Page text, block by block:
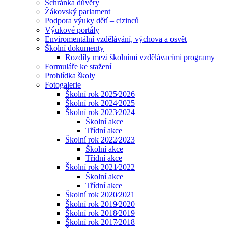
Schránka důvěry
Žákovský parlament
Podpora výuky dětí – cizinců
Výukové portály
Enviromentální vzdělávání, výchova a osvět
Školní dokumenty
Rozdíly mezi školními vzdělávacími programy
Formuláře ke stažení
Prohlídka školy
Fotogalerie
Školní rok 2025⁄2026
Školní rok 2024⁄2025
Školní rok 2023⁄2024
Školní akce
Třídní akce
Školní rok 2022⁄2023
Školní akce
Třídní akce
Školní rok 2021⁄2022
Školní akce
Třídní akce
Školní rok 2020⁄2021
Školní rok 2019⁄2020
Školní rok 2018⁄2019
Školní rok 2017⁄2018